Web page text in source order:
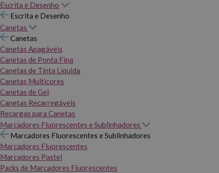
Escrita e Desenho
Escrita e Desenho
Canetas
Canetas
Canetas Apagáveis
Canetas de Ponta Fina
Canetas de Tinta Líquida
Canetas Multicores
Canetas de Gel
Canetas Recarregáveis
Recargas para Canetas
Marcadores Fluorescentes e Sublinhadores
Marcadores Fluorescentes e Sublinhadores
Marcadores Fluorescentes
Marcadores Pastel
Packs de Marcadores Fluorescentes